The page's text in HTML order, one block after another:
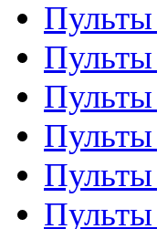
Пульты
Пульты
Пульты
Пульты